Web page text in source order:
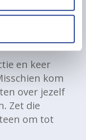
je dat
en keer
kom
over jezelf
Zet die
om tot